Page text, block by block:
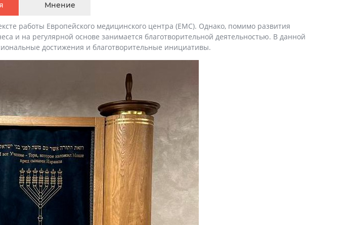
Мнение
работы Европейского медицинского центра (EMC). Однако, помимо развития
и на регулярной основе занимается благотворительной деятельностью. В данной
достижения и благотворительные инициативы.